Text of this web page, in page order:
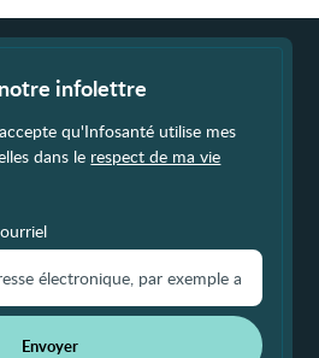
infolettre
qu'Infosanté utilise mes
dans le respect de ma vie
Envoyer